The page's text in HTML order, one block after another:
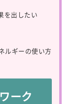
を出したい
ルギーの使い方
ーク